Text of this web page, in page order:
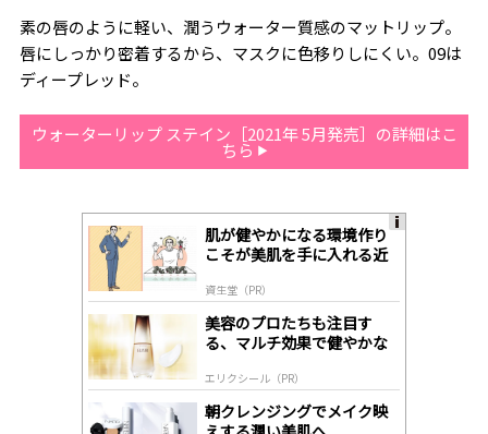
素の唇のように軽い、潤うウォーター質感のマットリップ。
唇にしっかり密着するから、マスクに色移りしにくい。09は
ディープレッド。
ウォーターリップ ステイン［2021年 5月発売］の詳細はこ
ちら
肌が健やかになる環境作り
こそが美肌を手に入れる近
資生堂（PR）
美容のプロたちも注目す
る、マルチ効果で健やかな
エリクシール（PR）
朝クレンジングでメイク映